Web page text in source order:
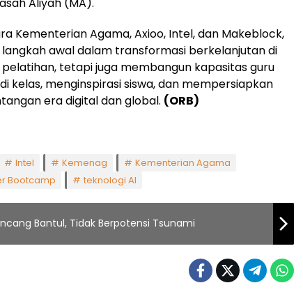
Kementerian Agama, Axioo, Intel, dan Makeblock,
awal dalam transformasi berkelanjutan di
tetapi juga membangun kapasitas guru
kelas, menginspirasi siswa, dan mempersiapkan
era digital dan global. (ORB)
Intel Kemenag
Kementerian Agama
Bootcamp teknologi AI
Bantul, Tidak Berpotensi Tsunami